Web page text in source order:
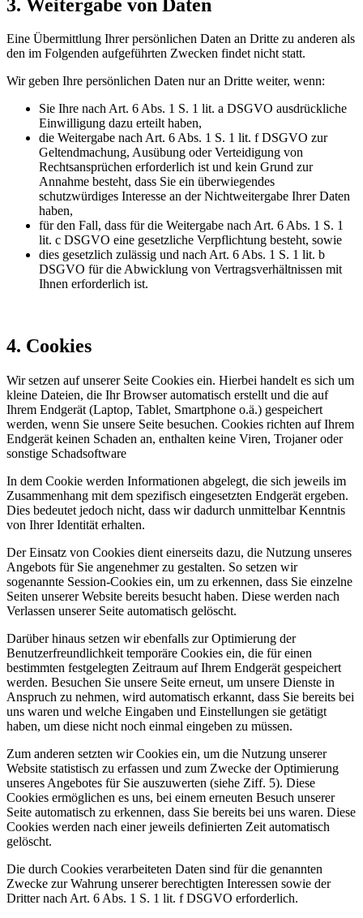
3. Weitergabe von Daten
Eine Übermittlung Ihrer persönlichen Daten an Dritte zu anderen als
den im Folgenden aufgeführten Zwecken findet nicht statt.
Wir geben Ihre persönlichen Daten nur an Dritte weiter, wenn:
Sie Ihre nach Art. 6 Abs. 1 S. 1 lit. a DSGVO ausdrückliche
Einwilligung dazu erteilt haben,
die Weitergabe nach Art. 6 Abs. 1 S. 1 lit. f DSGVO zur
Geltendmachung, Ausübung oder Verteidigung von
Rechtsansprüchen erforderlich ist und kein Grund zur
Annahme besteht, dass Sie ein überwiegendes
schutzwürdiges Interesse an der Nichtweitergabe Ihrer Daten
haben,
für den Fall, dass für die Weitergabe nach Art. 6 Abs. 1 S. 1
lit. c DSGVO eine gesetzliche Verpflichtung besteht, sowie
dies gesetzlich zulässig und nach Art. 6 Abs. 1 S. 1 lit. b
DSGVO für die Abwicklung von Vertragsverhältnissen mit
Ihnen erforderlich ist.
4. Cookies
Wir setzen auf unserer Seite Cookies ein. Hierbei handelt es sich um
kleine Dateien, die Ihr Browser automatisch erstellt und die auf
Ihrem Endgerät (Laptop, Tablet, Smartphone o.ä.) gespeichert
werden, wenn Sie unsere Seite besuchen. Cookies richten auf Ihrem
Endgerät keinen Schaden an, enthalten keine Viren, Trojaner oder
sonstige Schadsoftware
In dem Cookie werden Informationen abgelegt, die sich jeweils im
Zusammenhang mit dem spezifisch eingesetzten Endgerät ergeben.
Dies bedeutet jedoch nicht, dass wir dadurch unmittelbar Kenntnis
von Ihrer Identität erhalten.
Der Einsatz von Cookies dient einerseits dazu, die Nutzung unseres
Angebots für Sie angenehmer zu gestalten. So setzen wir
sogenannte Session-Cookies ein, um zu erkennen, dass Sie einzelne
Seiten unserer Website bereits besucht haben. Diese werden nach
Verlassen unserer Seite automatisch gelöscht.
Darüber hinaus setzen wir ebenfalls zur Optimierung der
Benutzerfreundlichkeit temporäre Cookies ein, die für einen
bestimmten festgelegten Zeitraum auf Ihrem Endgerät gespeichert
werden. Besuchen Sie unsere Seite erneut, um unsere Dienste in
Anspruch zu nehmen, wird automatisch erkannt, dass Sie bereits bei
uns waren und welche Eingaben und Einstellungen sie getätigt
haben, um diese nicht noch einmal eingeben zu müssen.
Zum anderen setzten wir Cookies ein, um die Nutzung unserer
Website statistisch zu erfassen und zum Zwecke der Optimierung
unseres Angebotes für Sie auszuwerten (siehe Ziff. 5). Diese
Cookies ermöglichen es uns, bei einem erneuten Besuch unserer
Seite automatisch zu erkennen, dass Sie bereits bei uns waren. Diese
Cookies werden nach einer jeweils definierten Zeit automatisch
gelöscht.
Die durch Cookies verarbeiteten Daten sind für die genannten
Zwecke zur Wahrung unserer berechtigten Interessen sowie der
Dritter nach Art. 6 Abs. 1 S. 1 lit. f DSGVO erforderlich.